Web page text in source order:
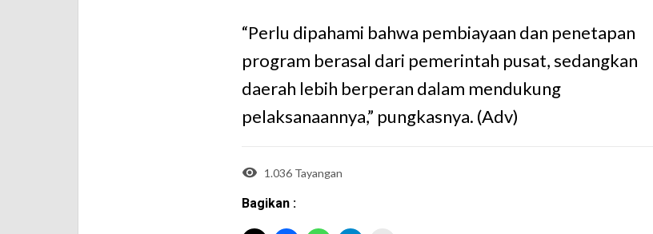
“Perlu dipahami bahwa pembiayaan dan penetapan
program berasal dari pemerintah pusat, sedangkan
daerah lebih berperan dalam mendukung
pelaksanaannya,” pungkasnya. (Adv)
1.036 Tayangan
Bagikan :